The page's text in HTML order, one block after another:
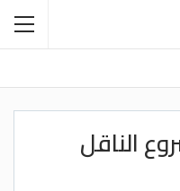
الناقل